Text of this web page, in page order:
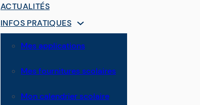
ACTUALITÉS
INFOS PRATIQUES
Mes applications
Mes fournitures scolaires
Mon calendrier scolaire